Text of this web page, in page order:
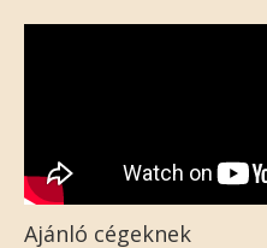
Ajánló cégeknek